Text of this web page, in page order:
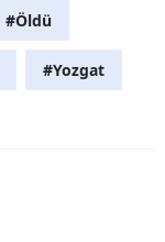
#Öldü
#Yozgat